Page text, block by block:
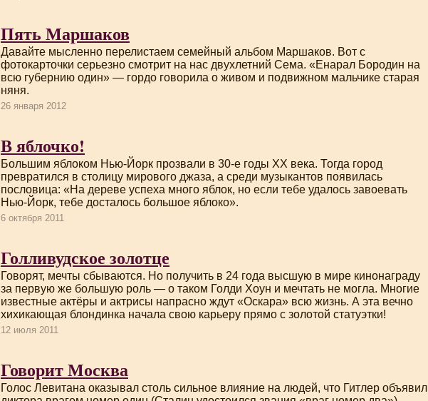
Пять Маршаков
Давайте мысленно перелистаем семейный альбом Маршаков. Вот с
фотокарточки серьезно смотрит на нас двухлетний Сема. «Енарал Бородин на
всю губернию один» — гордо говорила о живом и подвижном мальчике старая
няня.
26 января 2012
В яблочко!
Большим яблоком Нью-Йорк прозвали в 30-е годы XX века. Тогда город
превратился в столицу мирового джаза, а среди музыкантов появилась
пословица: «На дереве успеха много яблок, но если тебе удалось завоевать
Нью-Йорк, тебе досталось большое яблоко».
6 октября 2011
Голливудское золотце
Говорят, мечты сбываются. Но получить в 24 года высшую в мире кинонаграду
за первую же большую роль — о таком Голди Хоун и мечтать не могла. Многие
известные актёры и актрисы напрасно ждут «Оскара» всю жизнь. А эта вечно
хихикающая блондинка начала свою карьеру прямо с золотой статуэтки!
12 июля 2011
Говорит Москва
Голос Левитана оказывал столь сильное влияние на людей, что Гитлер объявил